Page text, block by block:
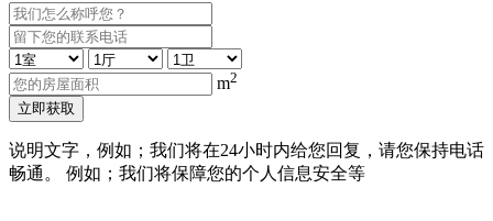
m2
立即获取
说明文字，例如；我们将在24小时内给您回复，请您保持电话
畅通。 例如；我们将保障您的个人信息安全等